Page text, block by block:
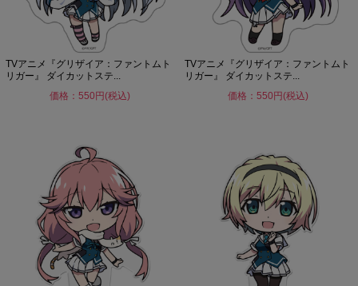
TVアニメ『グリザイア：ファントムト
リガー』 ダイカットステ...
価格：550円(税込)
TVアニメ『グリザイア：ファントムト
リガー』 ダイカットステ...
価格：550円(税込)